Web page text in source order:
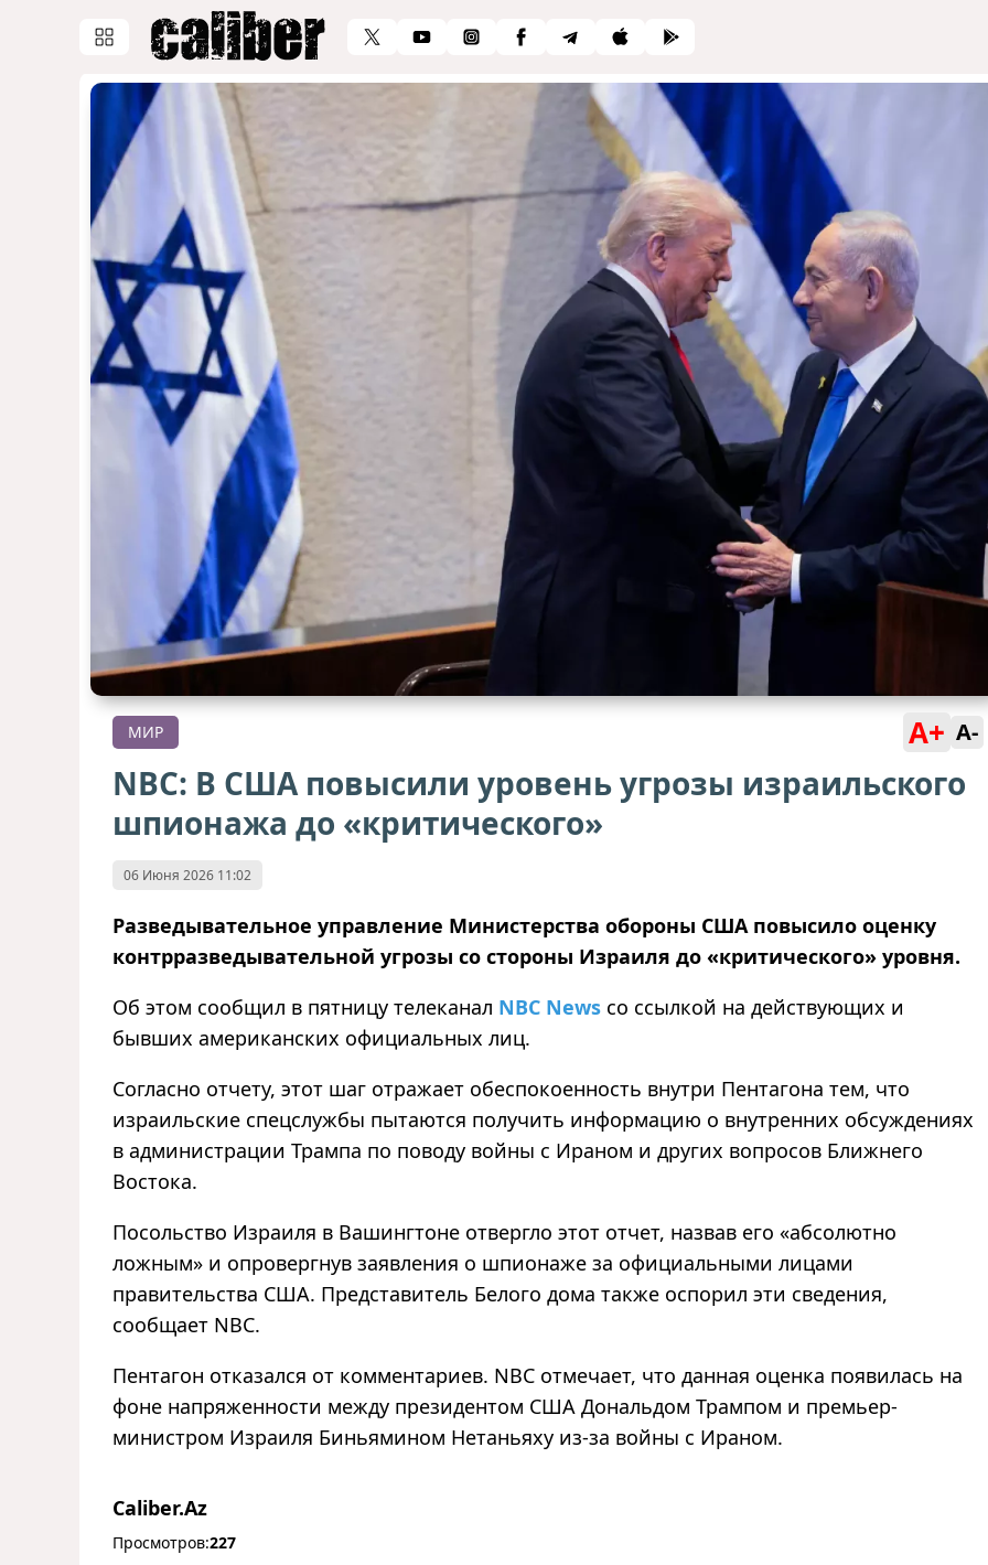
МИР A+ A-
NBC: В США повысили уровень угрозы израильского
шпионажа до «критического»
06 Июня 2026 11:02
Разведывательное управление Министерства обороны США повысило оценку
контрразведывательной угрозы со стороны Израиля до «критического» уровня.
Об этом сообщил в пятницу телеканал NBC News со ссылкой на действующих и
бывших американских официальных лиц.
Согласно отчету, этот шаг отражает обеспокоенность внутри Пентагона тем, что
израильские спецслужбы пытаются получить информацию о внутренних обсуждениях
в администрации Трампа по поводу войны с Ираном и других вопросов Ближнего
Востока.
Посольство Израиля в Вашингтоне отвергло этот отчет, назвав его «абсолютно
ложным» и опровергнув заявления о шпионаже за официальными лицами
правительства США. Представитель Белого дома также оспорил эти сведения,
сообщает NBC.
Пентагон отказался от комментариев. NBC отмечает, что данная оценка появилась на
фоне напряженности между президентом США Дональдом Трампом и премьер-
министром Израиля Биньямином Нетаньяху из-за войны с Ираном.
Caliber.Az
Просмотров:227